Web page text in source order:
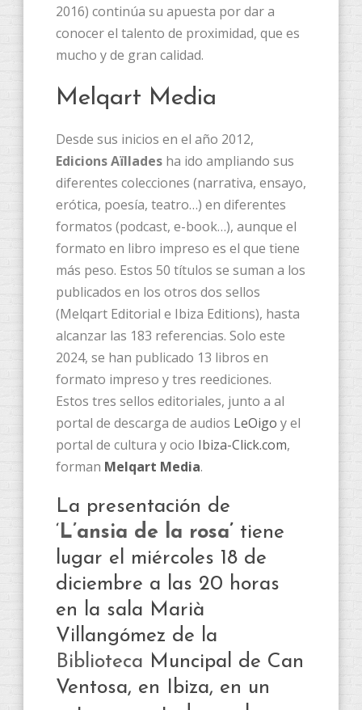
2016) continúa su apuesta por dar a
conocer el talento de proximidad, que es
mucho y de gran calidad.
Melqart Media
Desde sus inicios en el año 2012,
Edicions Aïllades ha ido ampliando sus
diferentes colecciones (narrativa, ensayo,
erótica, poesía, teatro…) en diferentes
formatos (podcast, e-book…), aunque el
formato en libro impreso es el que tiene
más peso. Estos 50 títulos se suman a los
publicados en los otros dos sellos
(Melqart Editorial e Ibiza Editions), hasta
alcanzar las 183 referencias. Solo este
2024, se han publicado 13 libros en
formato impreso y tres reediciones.
Estos tres sellos editoriales, junto a al
portal de descarga de audios LeOigo y el
portal de cultura y ocio Ibiza-Click.com,
forman Melqart Media.
La presentación de
‘ L’ansia de la rosa tiene
lugar el miércoles 18 de
diciembre a las 20 horas
en la sala Marià
Villangómez de la
Biblioteca Muncipal de Can
Ventosa, en Ibiza, en un